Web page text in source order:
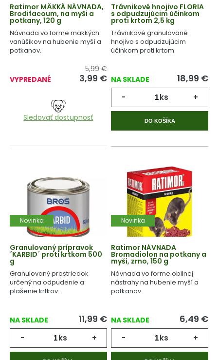
Ratimor MÄKKÁ NÁVNADA,
Brodifacoum, na myši a
potkany, 120 g
Návnada vo forme mäkkých
vanúšikov na hubenie myší a
potkanov.
VYPREDANÉ
5,99 €
3,99 €
Sledovať dostupnosť
Trávnikové hnojivo FLORIA
s odpudzujúcim účinkom
proti krtom 2,5 kg
Trávnikové granulované
hnojivo s odpudzujúcim
účinkom proti krtom.
NA SKLADE 18,99 €
- ks +
DO KOŠÍKA
Novinka
Granulovaný prípravok
´KARBID´ proti krtkom 500
g
Granulovaný prostriedok
určený na odpudenie a
plašenie krtkov.
NA SKLADE 11,99 €
- ks +
Novinka
Ratimor NÁVNADA
Bromadiolon na potkany a
myši, zrno, 150 g
Návnada vo forme obilnej
nástrahy na hubenie myší a
potkanov.
NA SKLADE 6,49 €
- ks +